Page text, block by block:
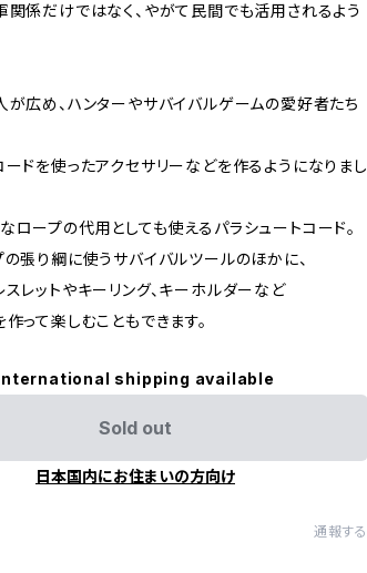
関係だけではなく、やがて民間でも活用されるよう
が広め、ハンターやサバイバルゲームの愛好者たち
ードを使ったアクセサリーなどを作るようになりまし
ロープの代用としても使えるパラシュートコード。
の張り綱に使うサバイバルツールのほかに、
スレットやキーリング、キーホルダーなど
って楽しむこともできます。
shipping available
Sold out
日本国内にお住まいの方向け
通報する